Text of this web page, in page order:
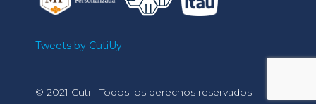
Tweets by CutiUy
© 2021 Cuti | Todos los derechos reservados